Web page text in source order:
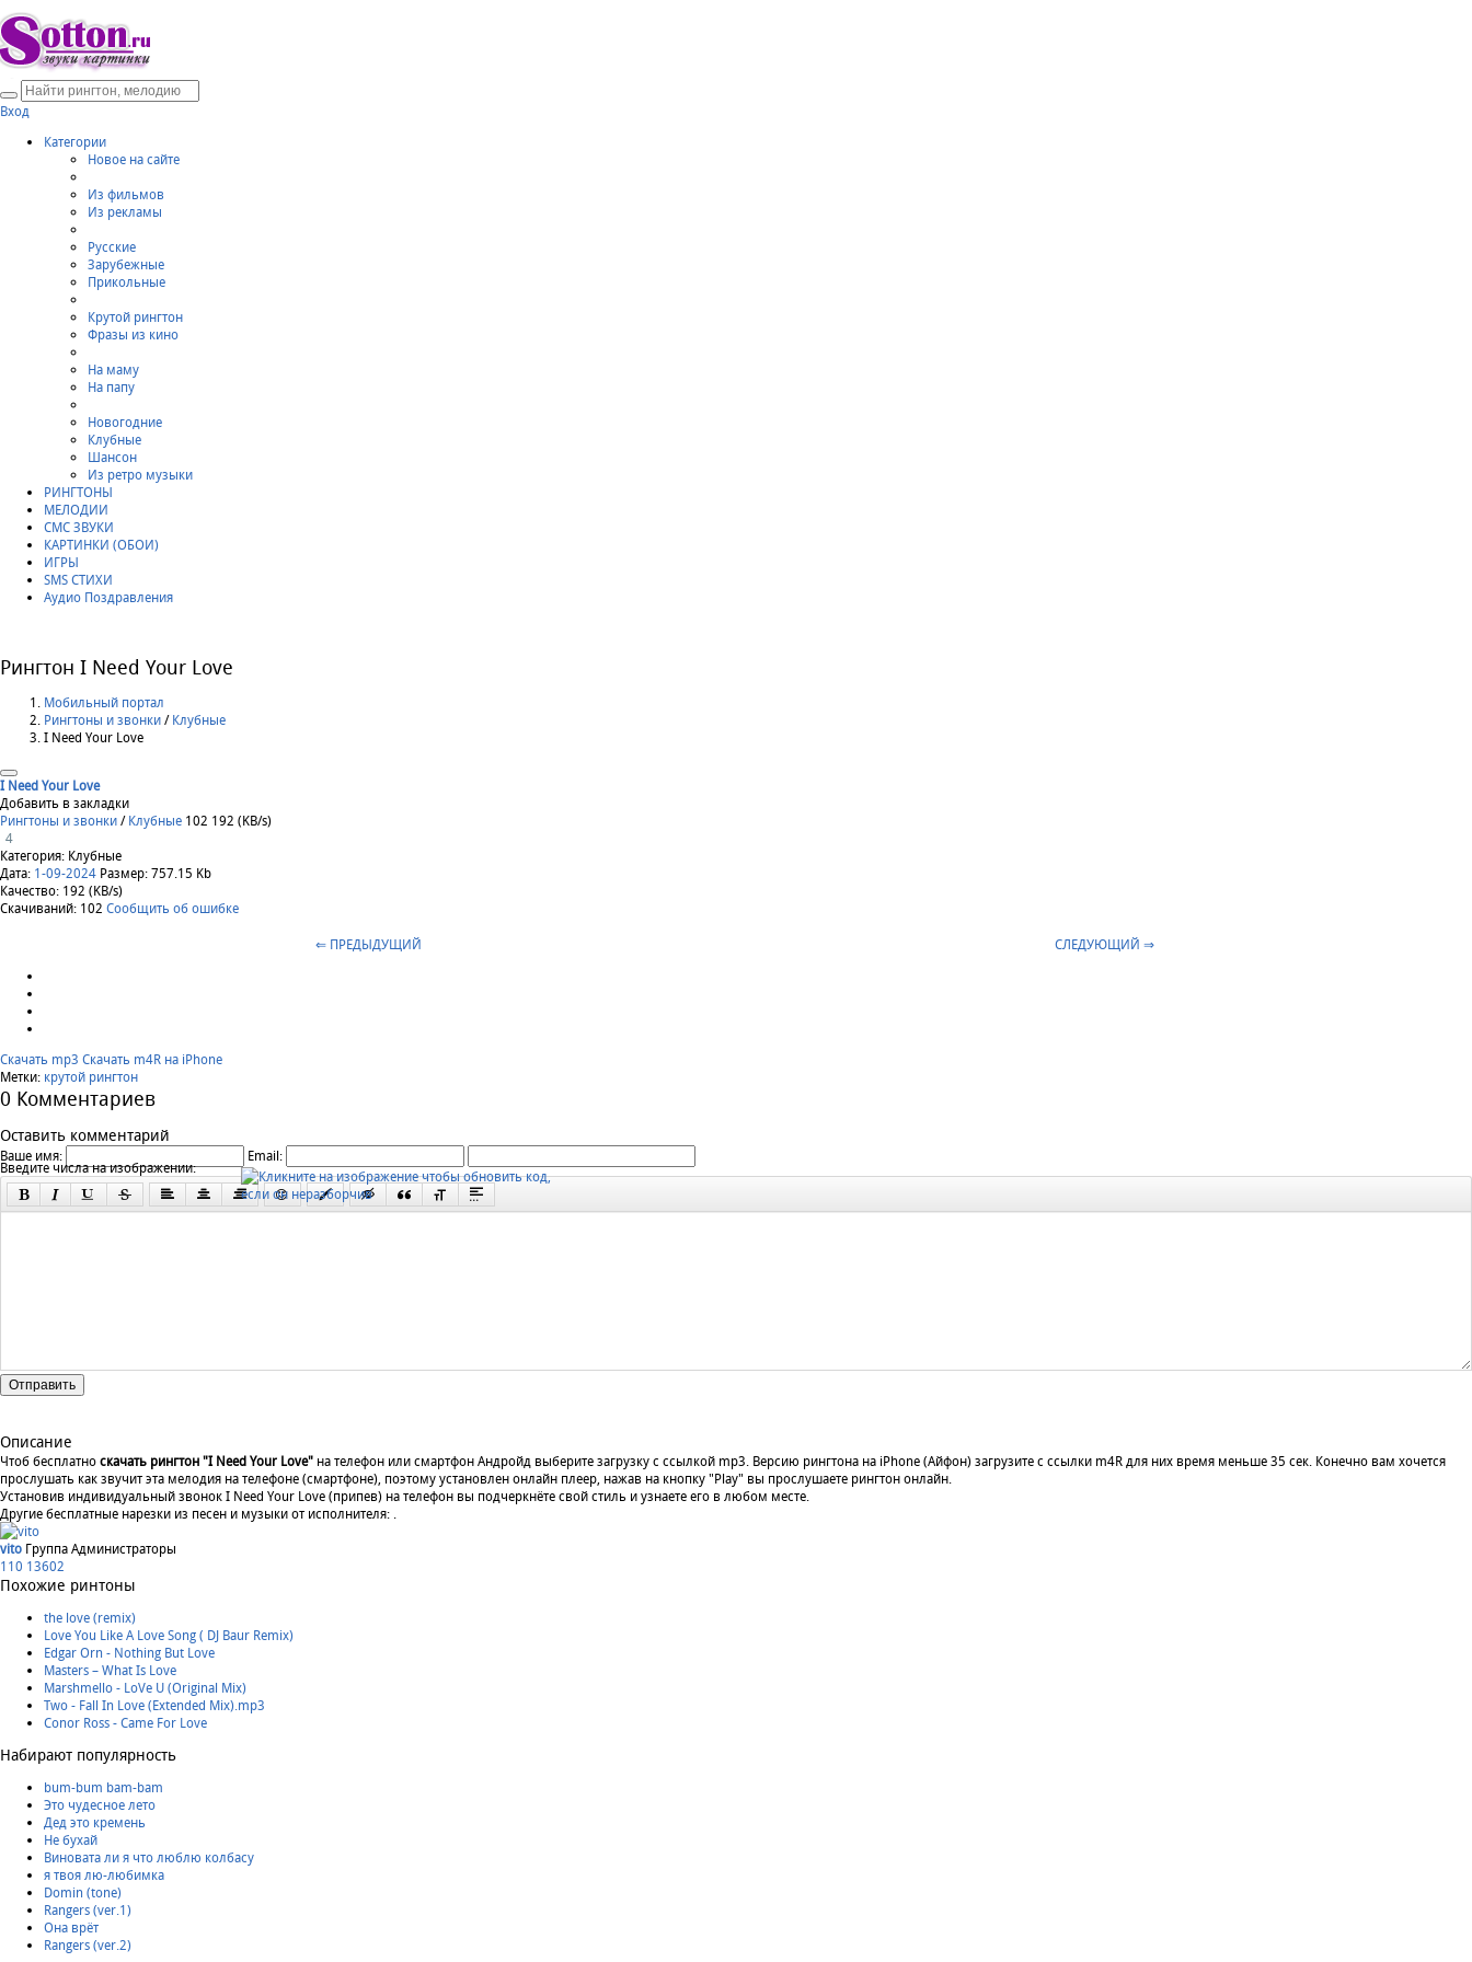
Вход
Категории
Новое на сайте
Из фильмов
Из рекламы
Русские
Зарубежные
Прикольные
Крутой рингтон
Фразы из кино
На маму
На папу
Новогодние
Клубные
Шансон
Из ретро музыки
РИНГТОНЫ
МЕЛОДИИ
СМС ЗВУКИ
КАРТИНКИ (ОБОИ)
ИГРЫ
SMS СТИХИ
Аудио Поздравления
Рингтон I Need Your Love
Мобильный портал
Рингтоны и звонки/Клубные
I Need Your Love
I Need Your Love
Добавить в закладки
Рингтоны и звонки/Клубные 102 192 (KB/s)
4
Категория: Клубные
Дата: 1-09-2024 Размер: 757.15 Kb
Качество: 192 (KB/s)
Скачиваний: 102 Сообщить об ошибке
⇐ ПРЕДЫДУЩИЙ СЛЕДУЮЩИЙ ⇒
Скачать mp3 Скачать m4R на iPhone
Метки: крутой рингтон
0 Комментариев
Оставить комментарий
Ваше имя: Email:
Введите числа на изображении:
Отправить
Описание
Чтоб бесплатноскачать рингтон "I Need Your Love" на телефон или смартфон Андройд выберите загрузку с ссылкой mp3. Версию рингтона на iPhone (Айфон) загрузите с ссылки m4R для них время меньше 35 сек. Конечно вам хочется
прослушать как звучит эта мелодия на телефоне (смартфоне), поэтому установлен онлайн плеер, нажав на кнопку "Play" вы прослушаете рингтон онлайн.
Установив индивидуальный звонок I Need Your Love (припев) на телефон вы подчеркнёте свой стиль и узнаете его в любом месте.
Другие бесплатные нарезки из песен и музыки от исполнителя: .
vito Группа Администраторы
110 13602
Похожие ринтоны
the love (remix)
Love You Like A Love Song ( DJ Baur Remix)
Edgar Orn - Nothing But Love
Masters – What Is Love
Marshmello - LoVe U (Original Mix)
Two - Fall In Love (Extended Mix).mp3
Conor Ross - Came For Love
Набирают популярность
bum-bum bam-bam
Это чудесное лето
Дед это кремень
Не бухай
Виновата ли я что люблю колбасу
я твоя лю-любимка
Domin (tone)
Rangers (ver.1)
Она врёт
Rangers (ver.2)